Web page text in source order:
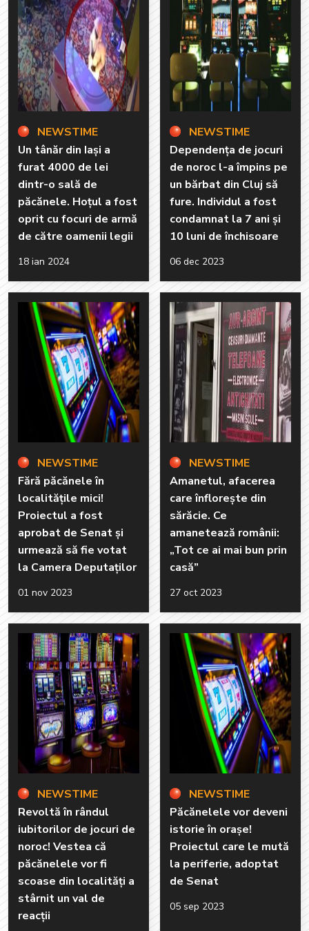
NEWSTIME
Un tânăr din Iași a
furat 4000 de lei
dintr-o sală de
păcănele. Hoțul a fost
oprit cu focuri de armă
de către oamenii legii
18 ian 2024
NEWSTIME
Dependența de jocuri
de noroc l-a împins pe
un bărbat din Cluj să
fure. Individul a fost
condamnat la 7 ani și
10 luni de închisoare
06 dec 2023
NEWSTIME
Fără păcănele în
localitățile mici!
Proiectul a fost
aprobat de Senat și
urmează să fie votat
la Camera Deputaților
01 nov 2023
NEWSTIME
Amanetul, afacerea
care înflorește din
sărăcie. Ce
amanetează românii:
„Tot ce ai mai bun prin
casă”
27 oct 2023
NEWSTIME
Revoltă în rândul
iubitorilor de jocuri de
noroc! Vestea că
păcănelele vor fi
scoase din localități a
stârnit un val de
reacții
NEWSTIME
Păcănelele vor deveni
istorie în orașe!
Proiectul care le mută
la periferie, adoptat
de Senat
05 sep 2023